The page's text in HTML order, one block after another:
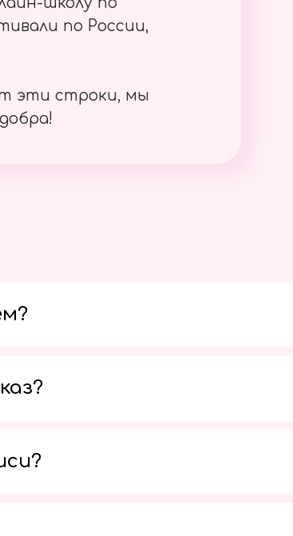
по России,
эти строки, мы